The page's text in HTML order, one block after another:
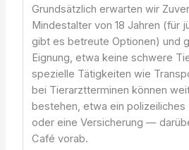
Grundsätzlich erwarten wir
Mindestalter von 18 Jahren (für
gibt es betreute Optionen) und
Eignung, etwa keine schwere
spezielle Tätigkeiten wie
bei Tierarztterminen können
bestehen, etwa ein polizeiliches
oder eine Versicherung —
Café vorab.